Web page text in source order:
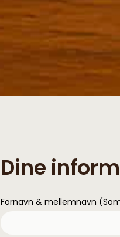
Dine
Fornavn & mellemnavn